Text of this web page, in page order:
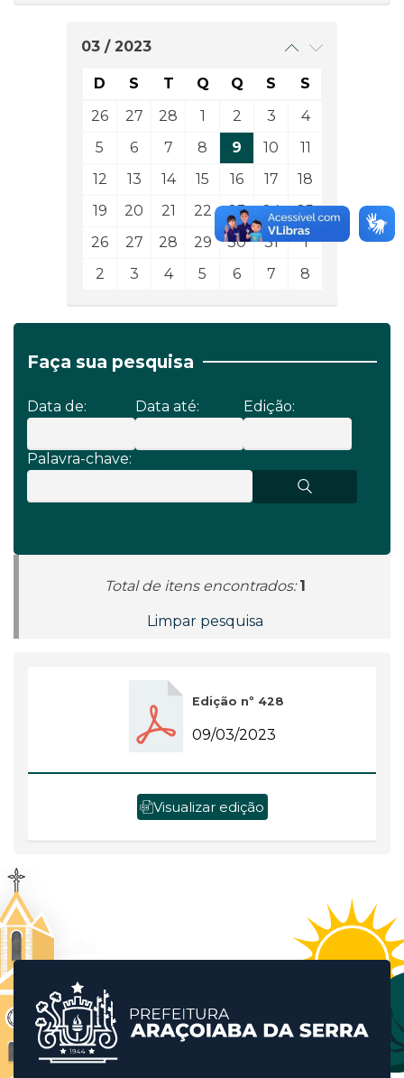
03 / 2023
D S T Q Q S
S
26
27 28 1 2 3
4
5
6 7 8 9 10
11
12
13 14 15 16 17
18
19
20 21 22 23 24
25
26
27 28 29 30 31
1
2
3 4 5 6 7 8
Faça sua pesquisa
Data de: Data até: Edição:
Palavra-chave:
Total de itens encontrados: 1
Limpar pesquisa
Edição nº 428
09/03/2023
Visualizar edição